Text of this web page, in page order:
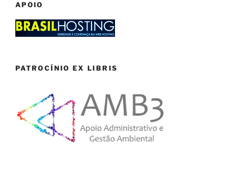
APOIO
PATROCÍNIO EX LIBRIS